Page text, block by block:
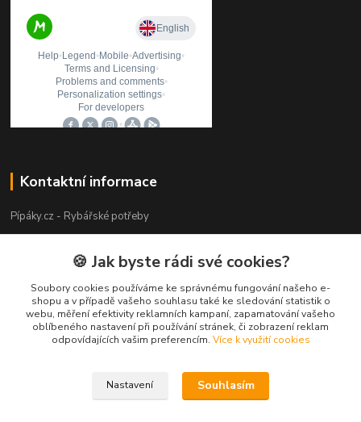
Kontaktní informace
Pípáky.cz - Rybářské potřeby
Zákaznická podpora
+420 777 789 055
(Po-Pá 9:00-18:00)
info@pipaky.cz
🍪 Jak byste rádi své cookies?
Soubory cookies používáme ke správnému fungování našeho e-
shopu a v případě vašeho souhlasu také ke sledování statistik o
webu, měření efektivity reklamních kampaní, zapamatování vašeho
oblíbeného nastavení při používání stránek, či zobrazení reklam
odpovídajících vašim preferencím. Více k využití cookies
Nastavení Souhlasím